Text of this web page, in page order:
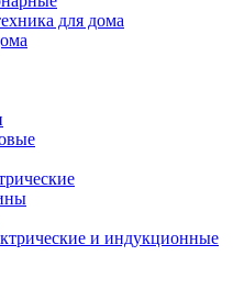
для дома
и индукционные